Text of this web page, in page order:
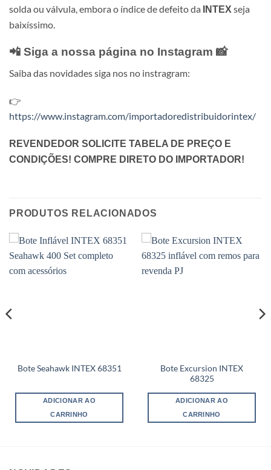
solda ou válvula, embora o índice de defeito da
INTEX seja
baixíssimo.
📲 Siga a nossa página no Instagram 📸
Saiba das novidades siga nos no instragram:
👉
https://www.instagram.com/importadoredistribuidorintex/
REVENDEDOR SOLICITE TABELA DE PREÇO E
CONDIÇÕES! COMPRE DIRETO DO IMPORTADOR!
PRODUTOS RELACIONADOS
Bote Seahawk INTEX 68351
ADICIONAR AO
CARRINHO
Bote Excursion INTEX
68325
ADICIONAR AO
CARRINHO